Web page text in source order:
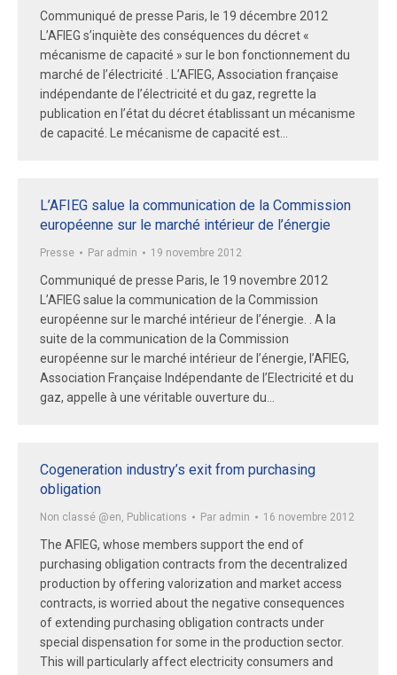
Communiqué de presse Paris, le 19 décembre 2012
L’AFIEG s’inquiète des conséquences du décret «
mécanisme de capacité » sur le bon fonctionnement du
marché de l’électricité . L’AFIEG, Association française
indépendante de l’électricité et du gaz, regrette la
publication en l’état du décret établissant un mécanisme
de capacité. Le mécanisme de capacité est…
L’AFIEG salue la communication de la Commission
européenne sur le marché intérieur de l’énergie
Presse Par admin 19 novembre 2012
Communiqué de presse Paris, le 19 novembre 2012
L’AFIEG salue la communication de la Commission
européenne sur le marché intérieur de l’énergie. . A la
suite de la communication de la Commission
européenne sur le marché intérieur de l’énergie, l’AFIEG,
Association Française Indépendante de l’Electricité et du
gaz, appelle à une véritable ouverture du…
Cogeneration industry’s exit from purchasing
obligation
Non classé @en, Publications Par admin 16 novembre 2012
The AFIEG, whose members support the end of
purchasing obligation contracts from the decentralized
production by offering valorization and market access
contracts, is worried about the negative consequences
of extending purchasing obligation contracts under
special dispensation for some in the production sector.
This will particularly affect electricity consumers and